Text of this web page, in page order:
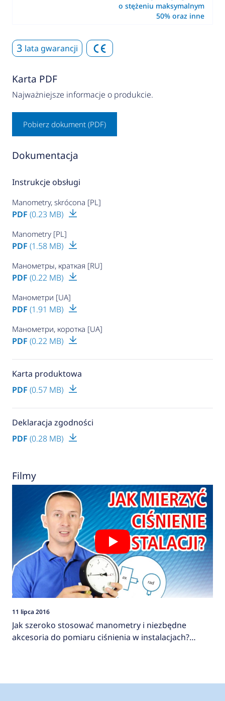
o stężeniu maksymalnym
50% oraz inne
3 lata gwarancji
Karta PDF
Najważniejsze informacje o produkcie.
Pobierz dokument (PDF)
Dokumentacja
Instrukcje obsługi
Manometry, skrócona [PL]
PDF (0.23 MB)
Manometry [PL]
PDF (1.58 MB)
Манометры, краткая [RU]
PDF (0.22 MB)
Манометри [UA]
PDF (1.91 MB)
Манометри, коротка [UA]
PDF (0.22 MB)
Karta produktowa
PDF (0.57 MB)
Deklaracja zgodności
PDF (0.28 MB)
Filmy
11 lipca 2016
Jak szeroko stosować manometry i niezbędne
akcesoria do pomiaru ciśnienia w instalacjach?